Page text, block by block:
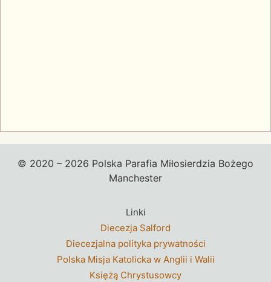
© 2020 – 2026 Polska Parafia Miłosierdzia Bożego
Manchester
Linki
Diecezja Salford
Diecezjalna polityka prywatności
Polska Misja Katolicka w Anglii i Walii
Księżą Chrystusowcy